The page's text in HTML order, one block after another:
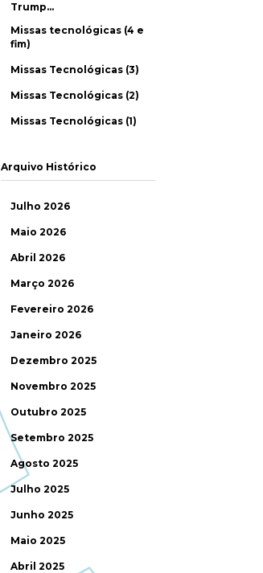
Trump…
Missas tecnológicas (4 e
fim)
Missas Tecnológicas (3)
Missas Tecnológicas (2)
Missas Tecnológicas (1)
Arquivo Histórico
Julho 2026
Maio 2026
Abril 2026
Março 2026
Fevereiro 2026
Janeiro 2026
Dezembro 2025
Novembro 2025
Outubro 2025
Setembro 2025
Agosto 2025
Julho 2025
Junho 2025
Maio 2025
Abril 2025